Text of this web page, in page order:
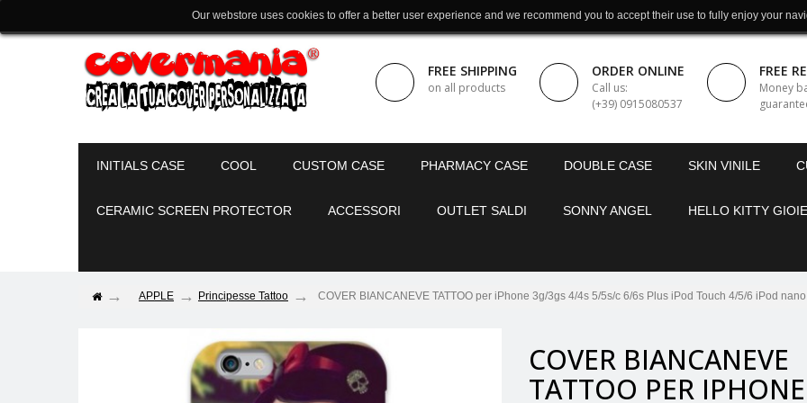
FREE SHIPPING
on all products
ORDER ONLINE
Call us:
(+39) 0915080537
FREE
Money
INITIALS CASE COOL CUSTOM CASE PHARMACY CASE DOUBLE CASE SKIN VINILE
CERAMIC SCREEN PROTECTOR ACCESSORI OUTLET SALDI SONNY ANGEL HELLO KITTY
Our webstore uses cookies to offer a better user experience and we recommend you to accept their use to fully enjoy your
APPLE Principesse Tattoo COVER BIANCANEVE TATTOO per iPhone 3g/3gs 4/4s 5/5s/c 6/6s Plus iPod Touch 4/5/6 iPod
COVER BIANCANEVE
TATTOO PER IPHONE